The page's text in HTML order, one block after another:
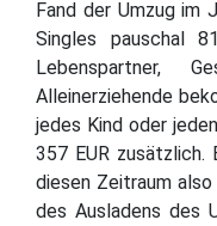
Fand der Umzug im
Singles pauschal
Lebenspartner,
Alleinerziehende
jedes Kind oder
357 EUR zusätzlich.
diesen Zeitraum
des Ausladens des